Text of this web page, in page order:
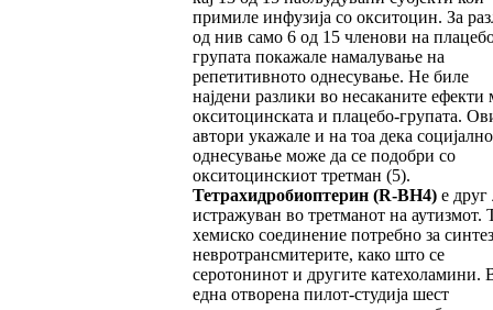
примиле инфузија со окситоцин. За
од нив само 6 од 15 членови на
групата покажале намалување на
репетитивното однесување. Не биле
најдени разлики во несаканите ефекти
окситоцинската и плацебо-групата.
автори укажале и на тоа дека
однесување може да се подобри со
окситоцинскиот третман (5).
Тетрахидробиоптерин (R-BH4) е друг
истражуван во третманот на аутизмот.
хемиско соединение потребно за
невротрансмитерите, како што се
серотонинот и другите катехоламини.
една отворена пилот-студија шест